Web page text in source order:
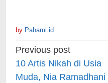
by Pahami.id
Post
navigation
Previous post
10 Artis Nikah di Usia
Muda, Nia Ramadhani